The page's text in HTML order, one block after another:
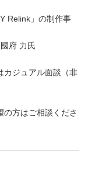
Relink」の制作事
府 力氏
カジュアル面談（非
方はご相談くださ